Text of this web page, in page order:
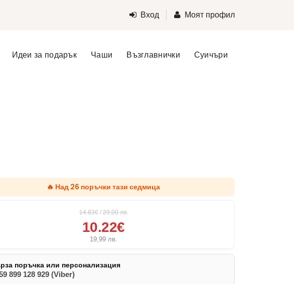
Вход Моят профил
Идеи за подарък Чаши Възглавнички Суичъри
🔥 Над 26 поръчки тази седмица
14.83€ / 29,00лв.
10.22€
19,99 лв.
поръчка или персонализация
899 128 929 (Viber)